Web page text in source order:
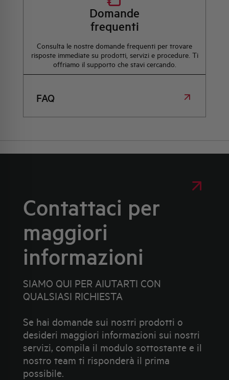
Domande
frequenti
Consulta le nostre domande frequenti per trovare
risposte immediate su prodotti, servizi e procedure. Ti
offriamo il supporto che stavi cercando.
FAQ
Contattaci per
maggiori
informazioni
SIAMO QUI PER AIUTARTI CON
QUALSIASI RICHIESTA
Se hai domande sui nostri prodotti o
desideri maggiori informazioni sui nostri
servizi, compila il modulo sottostante e il
nostro team ti risponderà il prima
possibile.